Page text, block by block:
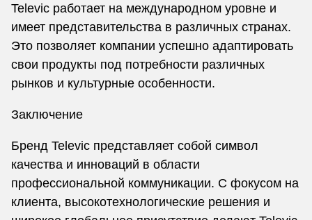
Televic работает на международном уровне и
имеет представительства в различных странах.
Это позволяет компании успешно адаптировать
свои продукты под потребности различных
рынков и культурные особенности.
Заключение
Бренд Televic представляет собой символ
качества и инноваций в области
профессиональной коммуникации. С фокусом на
клиента, высокотехнологические решения и